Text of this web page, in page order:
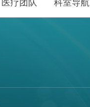
医疗团队 科室导航